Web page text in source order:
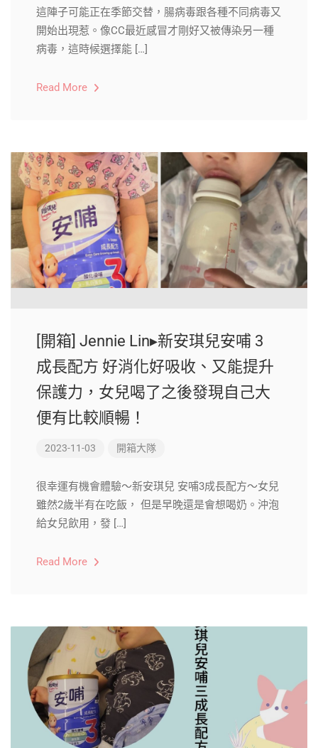
這陣子可能正在季節交替，腸病毒跟各種不同病毒又
開始出現惹。像CC最近感冒才剛好又被傳染另一種
病毒，這時候選擇能 […]
Read More
[開箱] Jennie Lin▸新安琪兒安哺 3
成長配方 好消化好吸收、又能提升
保護力，女兒喝了之後發現自己大
便有比較順暢！
2023-11-03 開箱大隊
很幸運有機會體驗～新安琪兒 安哺3成長配方～女兒
雖然2歲半有在吃飯， 但是早晚還是會想喝奶。沖泡
給女兒飲用，發 […]
Read More